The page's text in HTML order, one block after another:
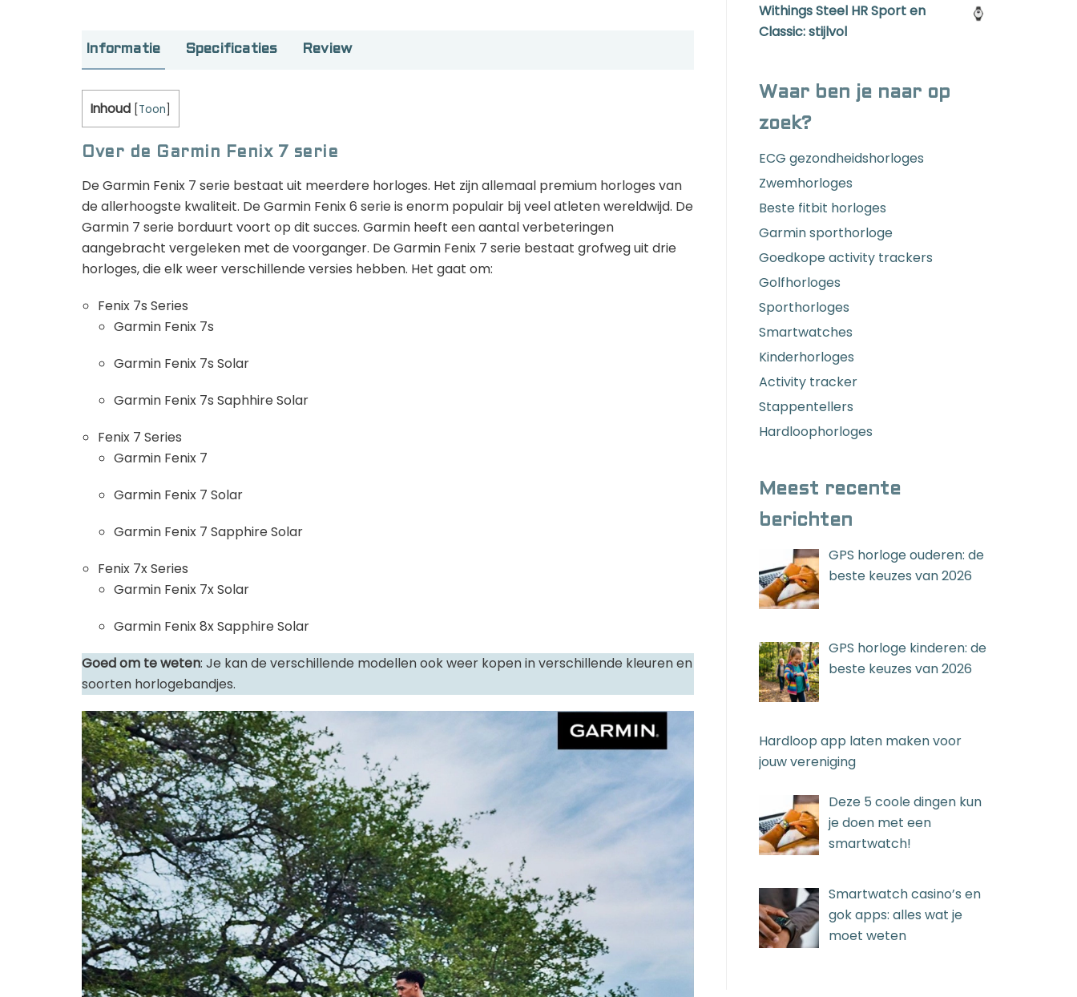
Informatie Specificaties Review
Inhoud Toon
Over de Garmin Fenix 7 serie
De Garmin Fenix 7 serie bestaat uit meerdere horloges. Het zijn allemaal premium horloges van
de allerhoogste kwaliteit. De Garmin Fenix 6 serie is enorm populair bij veel atleten wereldwijd. De
Garmin 7 serie borduurt voort op dit succes. Garmin heeft een aantal verbeteringen
aangebracht vergeleken met de voorganger. De Garmin Fenix 7 serie bestaat grofweg uit drie
horloges, die elk weer verschillende versies hebben. Het gaat om:
Fenix 7s Series
Garmin Fenix 7s
Garmin Fenix 7s Solar
Garmin Fenix 7s Saphhire Solar
Fenix 7 Series
Garmin Fenix 7
Garmin Fenix 7 Solar
Garmin Fenix 7 Sapphire Solar
Fenix 7x Series
Garmin Fenix 7x Solar
Garmin Fenix 8x Sapphire Solar
Goed om te weten: Je kan de verschillende modellen ook weer kopen in verschillende kleuren en
soorten horlogebandjes.
Withings Steel HR Sport en
Classic: stijlvol
Waar ben je naar op
zoek?
ECG gezondheidshorloges
Zwemhorloges
Beste fitbit horloges
Garmin sporthorloge
Goedkope activity trackers
Golfhorloges
Sporthorloges
Smartwatches
Kinderhorloges
Activity tracker
Stappentellers
Hardloophorloges
Meest recente
berichten
GPS horloge ouderen: de
beste keuzes van 2026
GPS horloge kinderen: de
beste keuzes van 2026
Hardloop app laten maken voor
jouw vereniging
Deze 5 coole dingen kun
je doen met een
smartwatch!
Smartwatch casino’s en
gok apps: alles wat je
moet weten